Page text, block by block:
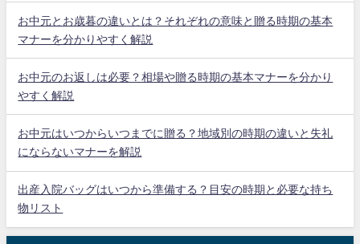
お中元とお歳暮の違いとは？それぞれの意味と贈る時期の基本
マナーを分かりやすく解説
お中元のお返しは必要？相場や贈る時期の基本マナーを分かり
やすく解説
お中元はいつからいつまでに贈る？地域別の時期の違いと失礼
にならないマナーを解説
出産入院バッグはいつから準備する？目安の時期と必要な持ち
物リスト